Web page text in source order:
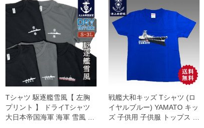
Tシャツ 駆逐艦雪風【 左胸
プリント 】 ドライTシャツ
大日本帝国海軍 海軍 雪風 Y
戦艦大和キッズ Tシャツ (ロ
イヤルブルー) YAMATO キッ
ズ 子供用 子供服 トップス 半